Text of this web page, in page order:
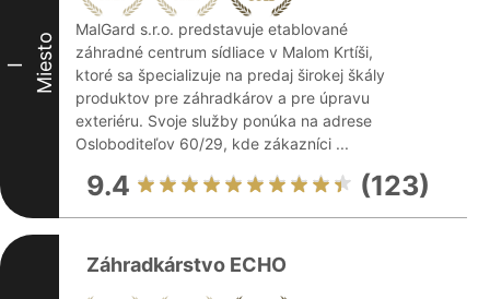
I Miesto
MalGard s.r.o. predstavuje etablované
záhradné centrum sídliace v Malom Krtíši,
ktoré sa špecializuje na predaj širokej škály
produktov pre záhradkárov a pre úpravu
exteriéru. Svoje služby ponúka na adrese
Osloboditeľov 60/29, kde zákazníci ...
9.4 (123)
Záhradkárstvo ECHO